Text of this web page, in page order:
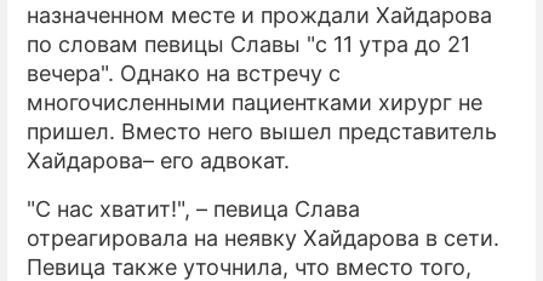
назначенном месте и прождали Хайдарова
по словам певицы Славы "с 11 утра до 21
вечера". Однако на встречу с
многочисленными пациентками хирург не
пришел. Вместо него вышел представитель
Хайдарова– его адвокат.
"С нас хватит!", – певица Слава
отреагировала на неявку Хайдарова в сети.
Певица также уточнила, что вместо того,